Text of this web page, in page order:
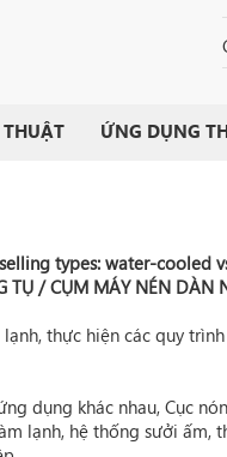
THUẬT ỨNG DỤNG
types: water-cooled
TỤ /CỤM MÁY NÉN DÀN
thực hiện các quy
dụng khác nhau, Cục
lạnh, hệ thống sưởi